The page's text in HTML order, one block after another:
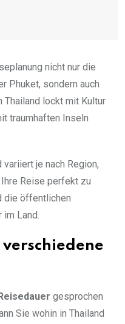
nicht nur die
Phuket, sondern auch
Thailand lockt mit Kultur
traumhaften Inseln
variiert je nach Region,
Reise perfekt zu
die öffentlichen
Land.
verschiedene
gesprochen
Sie wohin in Thailand